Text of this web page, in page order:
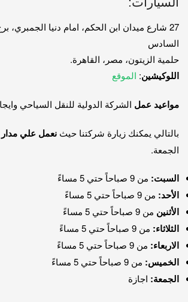
27 شارع ميدان ابن الحكم، امام دنيا الجمبري،
السادس
حلمية الزيتون، مصر، القاهرة.
اللوكيشين: الموقع
مواعيد عمل الشركة الدولية للنقل السياحي
بالتالي يمكنك زيارة شركتنا حيث نعمل علي مدار
الجمعة.
السبت: من 9 صباحاً حتي 5 مساءً
الأحد: من 9 صباحاً حتي 5 مساءً
الأثنين من 9 صباحاً حتي 5 مساءً
الثلاثاء: من 9 صباحاً حتي 5 مساءً
الاربعاء: من 9 صباحاً حتي 5 مساءً
الخميس: من 9 صباحاً حتي 5 مساءً
الجمعة: اجازة